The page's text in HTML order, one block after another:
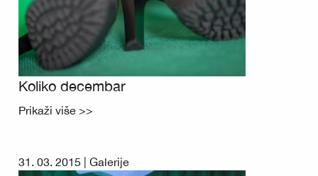
Koliko decembar
Prikaži više >>
31. 03. 2015 | Galerije